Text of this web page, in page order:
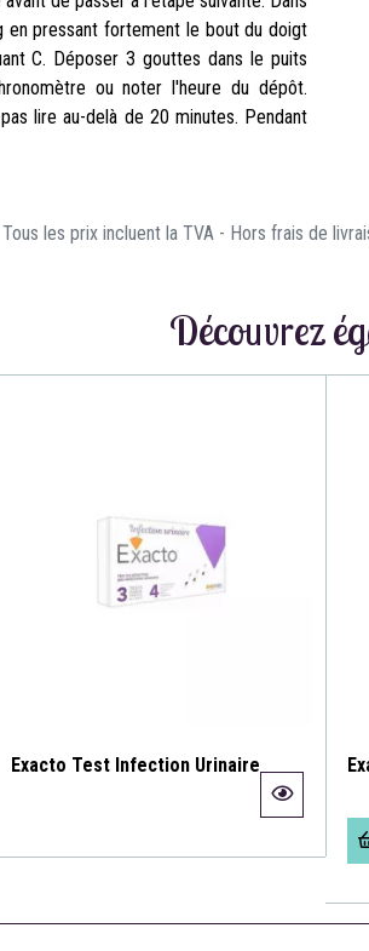
pressant fortement le bout du doigt
C. Déposer 3 gouttes dans le puits
ou noter l'heure du dépôt.
lire au-delà de 20 minutes. Pendant
Tous les prix incluent la TVA - Hors frais de
Découvrez
Exacto Test Infection Urinaire